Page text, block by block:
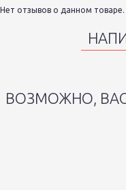
Нет отзывов о данном товаре.
ВОЗМОЖНО,